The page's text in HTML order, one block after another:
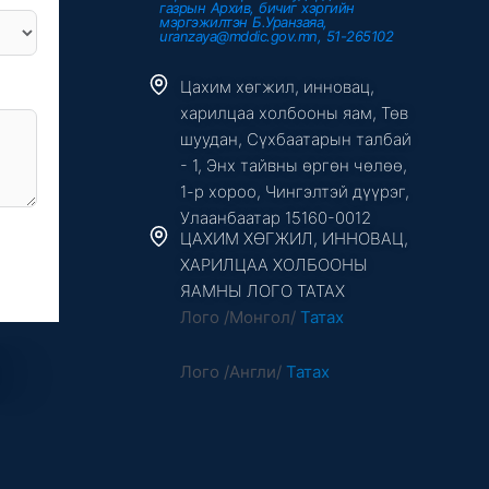
газрын Архив, бичиг хэргийн
мэргэжилтэн Б.Уранзаяа,
uranzaya@mddic.gov.mn, 51-265102
Цахим хөгжил, инновац,
харилцаа холбооны яам, Төв
шуудан, Сүхбаатарын талбай
- 1, Энх тайвны өргөн чөлөө,
1-р хороо, Чингэлтэй дүүрэг,
Улаанбаатар 15160-0012
ЦАХИМ ХӨГЖИЛ, ИННОВАЦ,
ХАРИЛЦАА ХОЛБООНЫ
ЯАМНЫ ЛОГО ТАТАХ
Лого /Монгол/Татах
Лого /Англи/Татах